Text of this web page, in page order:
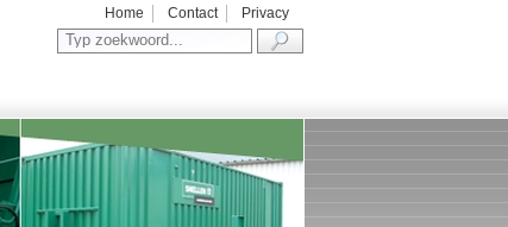
.
Home Contact Privacy